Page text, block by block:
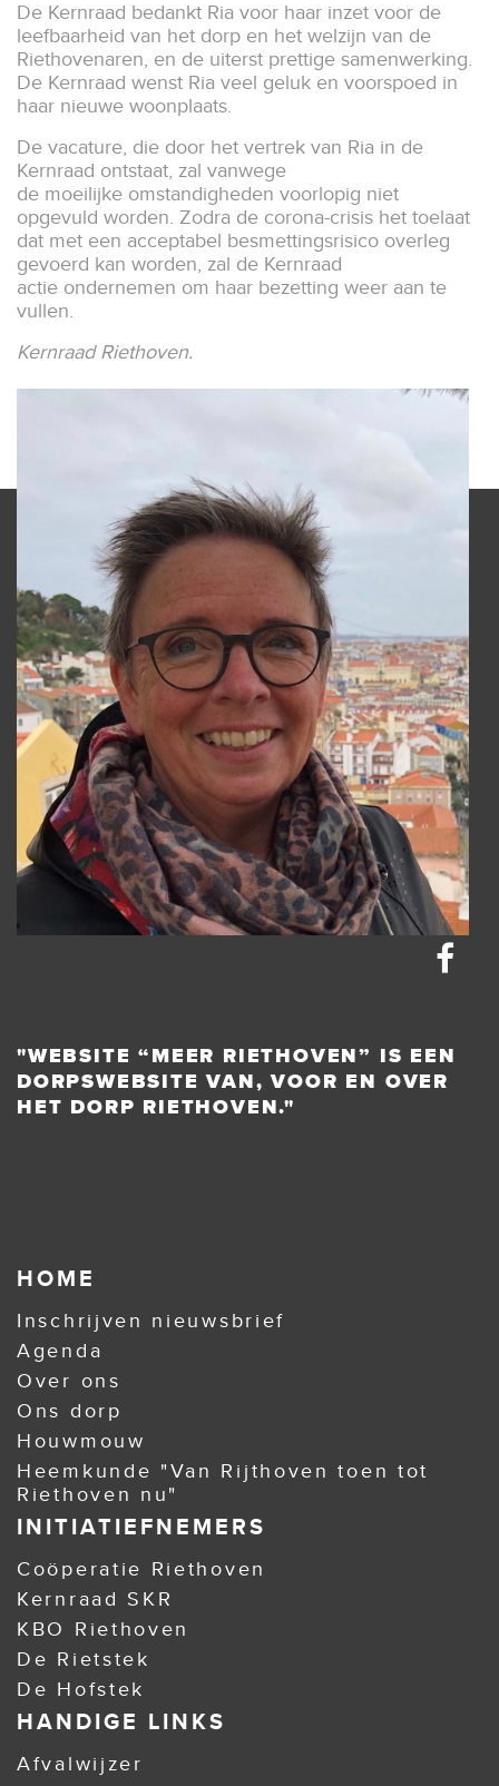
De Kernraad bedankt Ria voor haar inzet voor de
leefbaarheid van het dorp en het welzijn van de
Riethovenaren, en de uiterst prettige samenwerking.
De Kernraad wenst Ria veel geluk en voorspoed in
haar nieuwe woonplaats.
De vacature, die door het vertrek van Ria in de
Kernraad ontstaat, zal vanwege
de moeilijke omstandigheden voorlopig niet
opgevuld worden. Zodra de corona-crisis het toelaat
dat met een acceptabel besmettingsrisico overleg
gevoerd kan worden, zal de Kernraad
actie ondernemen om haar bezetting weer aan te
vullen.
Kernraad Riethoven.
"WEBSITE “MEER RIETHOVEN” IS EEN
DORPSWEBSITE VAN, VOOR EN OVER
HET DORP RIETHOVEN."
HOME
Inschrijven nieuwsbrief
Agenda
Over ons
Ons dorp
Houwmouw
Heemkunde "Van Rijthoven toen tot
Riethoven nu"
INITIATIEFNEMERS
Coöperatie Riethoven
Kernraad SKR
KBO Riethoven
De Rietstek
De Hofstek
HANDIGE LINKS
Afvalwijzer